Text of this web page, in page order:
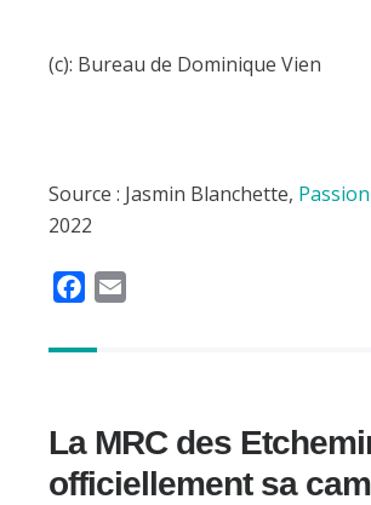
(c): Bureau de Dominique Vien
Source : Jasmin Blanchette,
2022
c
o
o
La MRC des
officiellement sa